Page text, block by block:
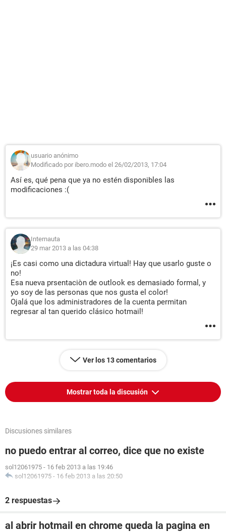
usuario anónimo
Modificado por ibero.modo el 26/02/2013, 17:04
Así es, qué pena que ya no estén disponibles las
modificaciones :(
Internauta
29 mar 2013 a las 04:38
¡Es casi como una dictadura virtual! Hay que usarlo guste o
no!
Esa nueva prsentaciòn de outlook es demasiado formal, y
yo soy de las personas que nos gusta el color!
Ojalá que los administradores de la cuenta permitan
regresar al tan querido clásico hotmail!
Ver los 13 comentarios
Mostrar toda la discusión
Discusiones similares
no puedo entrar al correo, dice que no existe
sol12061975 - 16 feb 2013 a las 19:46
sol12061975 - 16 feb 2013 a las 20:50
2 respuestas
al abrir hotmail en chrome queda la pagina en